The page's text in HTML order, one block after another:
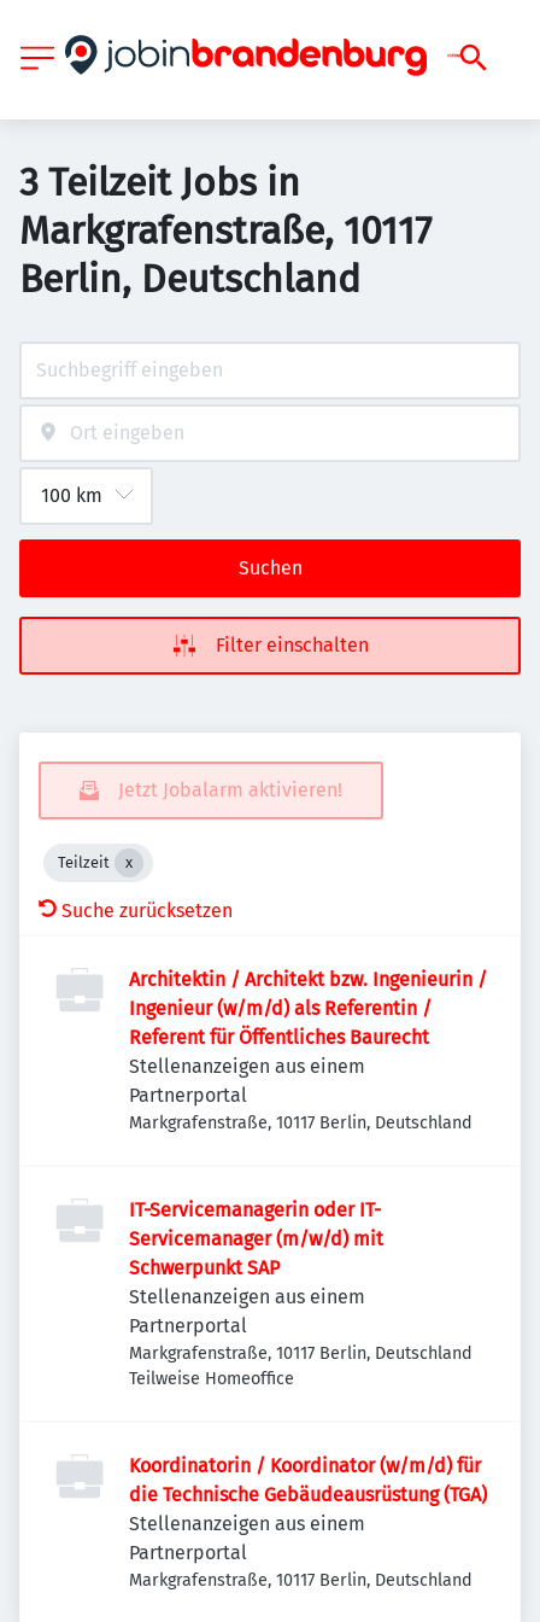
3 Teilzeit Jobs in
Markgrafenstraße, 10117
Berlin, Deutschland
Suchen
Filter einschalten
Jetzt Jobalarm aktivieren!
Teilzeit
Suche zurücksetzen
Architektin / Architekt bzw. Ingenieurin /
Ingenieur (w/m/d) als Referentin /
Referent für Öffentliches Baurecht
Stellenanzeigen aus einem
Partnerportal
Markgrafenstraße, 10117 Berlin, Deutschland
IT-Servicemanagerin oder IT-
Servicemanager (m/w/d) mit
Schwerpunkt SAP
Stellenanzeigen aus einem
Partnerportal
Markgrafenstraße, 10117 Berlin, Deutschland
Teilweise Homeoffice
Koordinatorin / Koordinator (w/m/d) für
die Technische Gebäudeausrüstung (TGA)
Stellenanzeigen aus einem
Partnerportal
Markgrafenstraße, 10117 Berlin, Deutschland